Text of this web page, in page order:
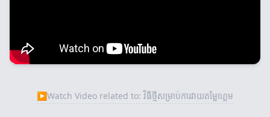
▶Watch Video related to: វិធីថ្មីសម្រាប់ការវាយតម្លៃហ្គេម